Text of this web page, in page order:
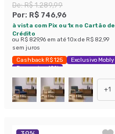
De:R$ 1.289,99
Por: R$ 746,96
à vista com Pix ou 1x no Cartão de
Crédito
ou R$ 829,96 em até10x de R$ 82,99
sem juros
Cashback R$ 125
Exclusivo Mobly
Economize 42%
+1